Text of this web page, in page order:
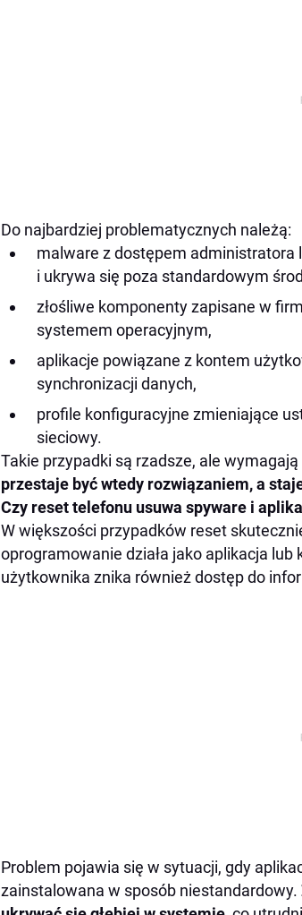
Do najbardziej problematycznych należą:
malware z dostępem
i ukrywa się poza standardowym
złośliwe komponenty zapisane w
systemem operacyjnym,
aplikacje powiązane z kontem
synchronizacji danych,
profile konfiguracyjne zmieniające
sieciowy.
Takie przypadki są rzadsze, ale
przestaje być wtedy rozwiązaniem, a
Czy reset telefonu usuwa spyware i
W większości przypadków reset
oprogramowanie działa jako aplikacja
użytkownika znika również dostęp do
Problem pojawia się w sytuacji, gdy
zainstalowana w sposób niestandardowy.